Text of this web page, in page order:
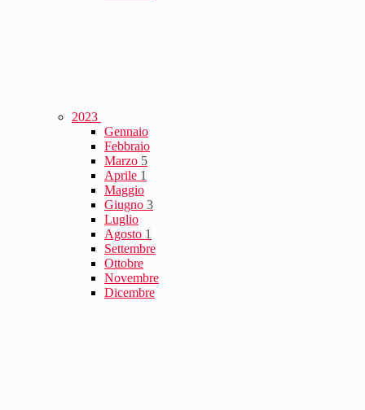
2023
Gennaio
Febbraio
Marzo 5
Aprile 1
Maggio
Giugno 3
Luglio
Agosto 1
Settembre
Ottobre
Novembre
Dicembre